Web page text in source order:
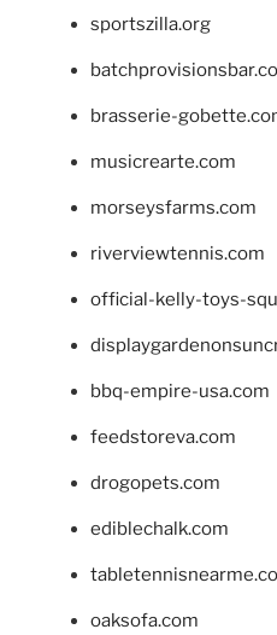
sportszilla.org
brasserie-
musicrearte.com
morseysfarms.com
riverviewtennis.com
official-kelly-toys-
bbq-empire-usa.com
feedstoreva.com
drogopets.com
ediblechalk.com
oaksofa.com